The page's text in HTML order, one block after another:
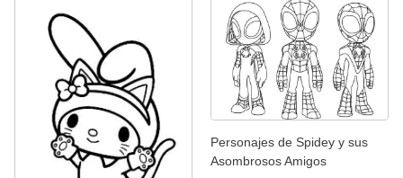
Personajes de Spidey y sus
Asombrosos Amigos